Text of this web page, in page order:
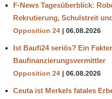
F-News Tagesüberblick:
Rekrutierung, Schulstreit
Opposition 24 06.08.2026
Ist Baufi24 seriös? Ein
Baufinanzierungsvermittler
Opposition 24 06.08.2026
Ceuta ist Merkels fatales